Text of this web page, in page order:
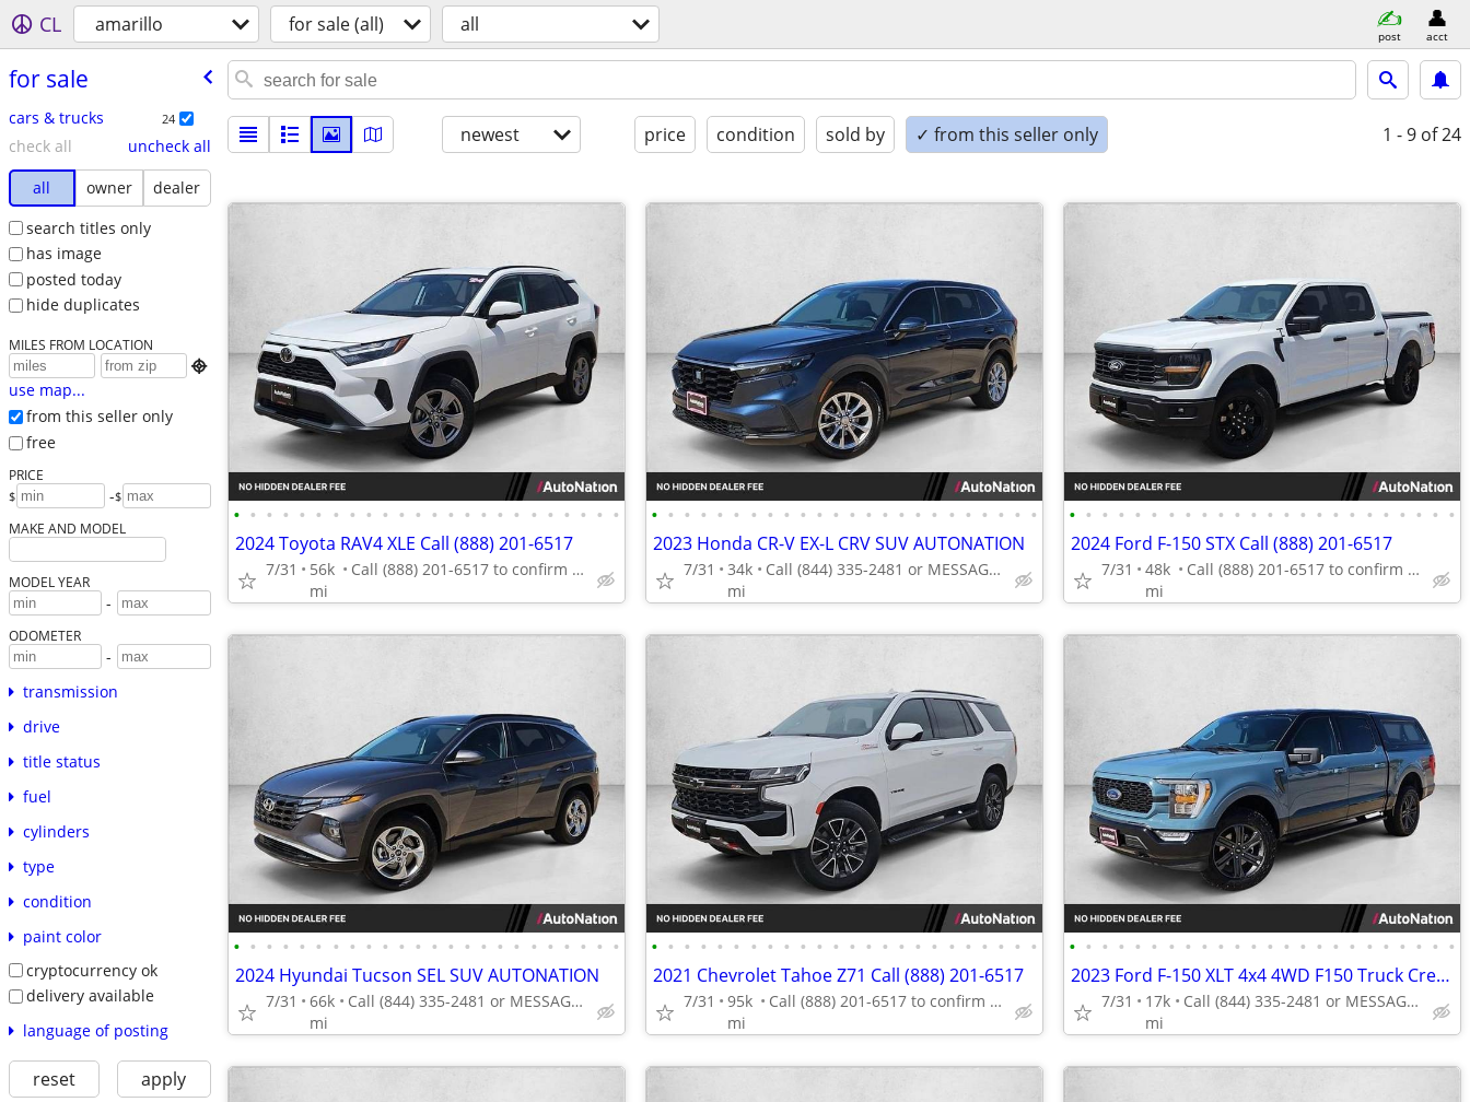
CL amarillo for sale (all) all post acct
for sale
cars & trucks 24
check all
uncheck all
all
owner
dealer
search titles only
has image
posted today
hide duplicates
MILES FROM LOCATION

use map...
from this seller only
free
PRICE
$ -$
MAKE AND MODEL
MODEL YEAR
-
ODOMETER
-
transmission
drive
title status
fuel
cylinders
type
condition
paint color
cryptocurrency ok
delivery available
language of posting
reset apply
newest price condition sold by ✓ from this seller only 1 - 9 of 24
• • • • • • • • • • • • • • • • • • • • • • • •
2024 Toyota RAV4 XLE Call (888) 201-6517
7/31
56k
mi
Call (888) 201-6517 to confirm availability - May 14th
• • • • • • • • • • • • • • • • • • • • • • • •
2023 Honda CR-V EX-L CRV SUV AUTONATION
7/31
34k
mi
Call (844) 335-2481 or MESSAGE/CHAT to confirm availability
• • • • • • • • • • • • • • • • • • • • • • • •
2024 Ford F-150 STX Call (888) 201-6517
7/31
48k
mi
Call (888) 201-6517 to confirm availability - May 14th
• • • • • • • • • • • • • • • • • • • • • • • •
2024 Hyundai Tucson SEL SUV AUTONATION
7/31
66k
mi
Call (844) 335-2481 or MESSAGE/CHAT to confirm availability
• • • • • • • • • • • • • • • • • • • • • • • •
2021 Chevrolet Tahoe Z71 Call (888) 201-6517
7/31
95k
mi
Call (888) 201-6517 to confirm availability - May 14th
• • • • • • • • • • • • • • • • • • • • • • • •
2023 Ford F-150 XLT 4x4 4WD F150 Truck Crew cab AUTONATION
7/31
17k
mi
Call (844) 335-2481 or MESSAGE/CHAT to confirm availability